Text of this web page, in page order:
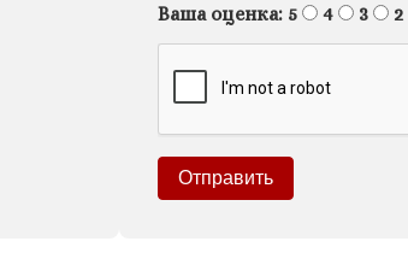
Ваша оценка: 5 4 3 2